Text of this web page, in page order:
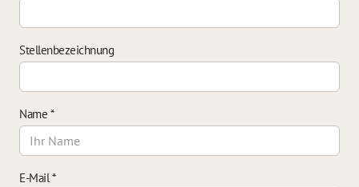
Stellenbezeichnung
Name *
E-Mail*